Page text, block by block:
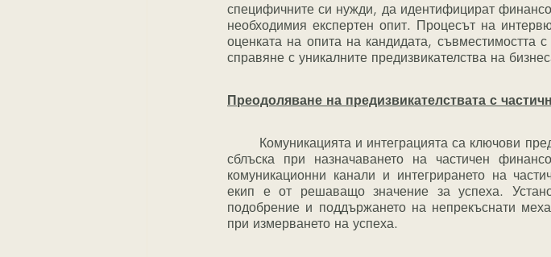
специфичните си нужди, да идентифицират
необходимия експертен опит. Процесът на
оценката на опита на кандидата, съвместимостта
справяне с уникалните предизвикателства на
Преодоляване на предизвикателствата с
сблъска при назначаването на частичен
комуникационни канали и интегрирането на
екип е от решаващо значение за успеха.
подобрение и поддържането на непрекъснати
при измерването на успеха.